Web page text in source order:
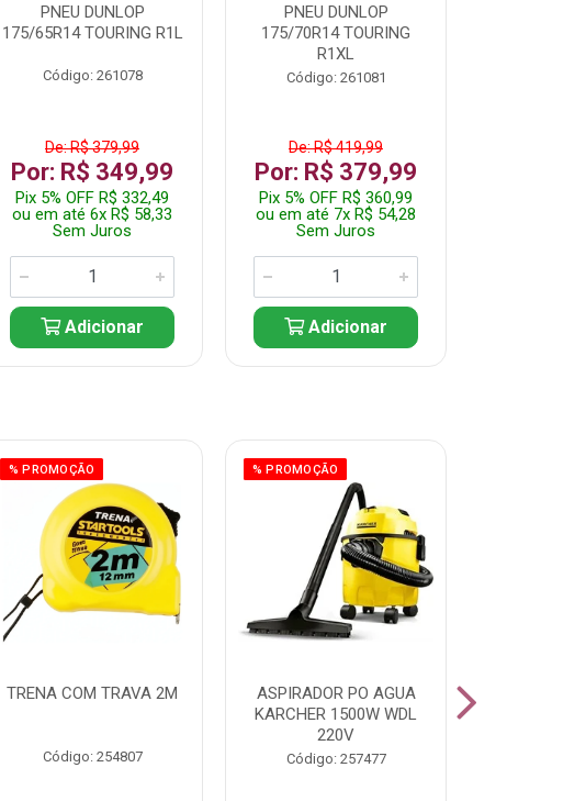
PNEU DUNLOP
175/65R14 TOURING R1L
Código: 261078
De: R$ 379,99
Por: R$ 349,99
Pix 5% OFF R$ 332,49
ou em até 6x R$ 58,33
Sem Juros
Adicionar
PNEU DUNLOP
175/70R14 TOURING
R1XL
Código: 261081
De: R$ 419,99
Por: R$ 379,99
Pix 5% OFF R$ 360,99
ou em até 7x R$ 54,28
Sem Juros
Adicionar
% PROMOÇÃO
TRENA COM TRAVA 2M
Código: 254807
% PROMOÇÃO
ASPIRADOR PO AGUA
KARCHER 1500W WDL
220V
Código: 257477